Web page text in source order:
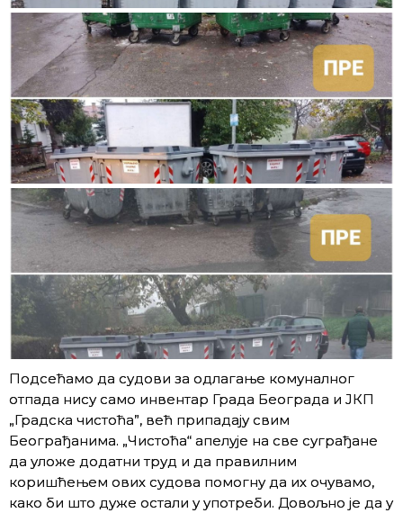
Подсећамо да судови за одлагање комуналног
отпада нису само инвентар Града Београда и ЈКП
„Градска чистоћа”, већ припадају свим
Београђанима. „Чистоћа“ апелује на све суграђане
да уложе додатни труд и да правилним
коришћењем ових судова помогну да их очувамо,
како би што дуже остали у употреби. Довољно је да у